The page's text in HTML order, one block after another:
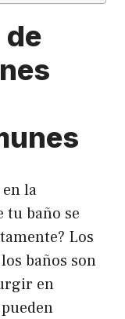
de
la
tu baño se
Los
baños son
en